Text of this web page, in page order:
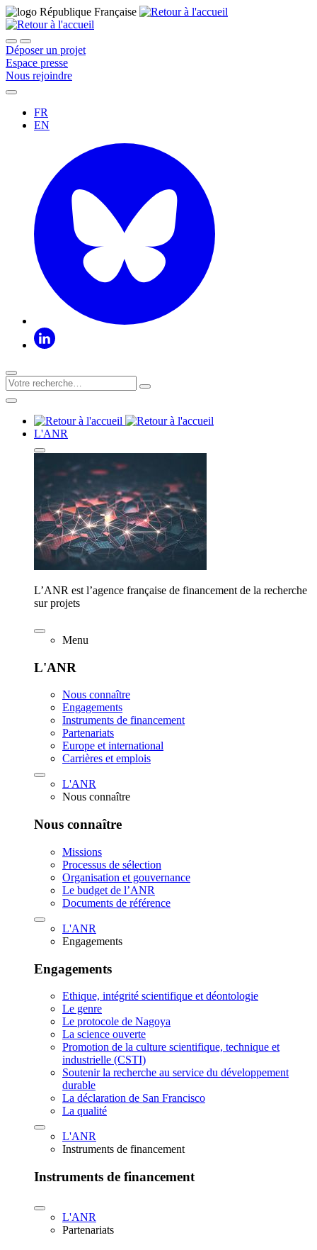
Déposer un projet
Espace presse
Nous rejoindre
FR
EN
L'ANR
L’ANR est l’agence française de financement de la recherche
sur projets
Menu
L'ANR
Nous connaître
Engagements
Instruments de financement
Partenariats
Europe et international
Carrières et emplois
L'ANR
Nous connaître
Nous connaître
Missions
Processus de sélection
Organisation et gouvernance
Le budget de l’ANR
Documents de référence
L'ANR
Engagements
Engagements
Ethique, intégrité scientifique et déontologie
Le genre
Le protocole de Nagoya
La science ouverte
Promotion de la culture scientifique, technique et
industrielle (CSTI)
Soutenir la recherche au service du développement
durable
La déclaration de San Francisco
La qualité
L'ANR
Instruments de financement
Instruments de financement
L'ANR
Partenariats